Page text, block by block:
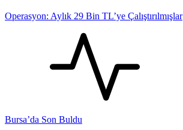
Operasyon: Aylık 29 Bin TL’ye Çalıştırılmışlar
Bursa’da Son Buldu